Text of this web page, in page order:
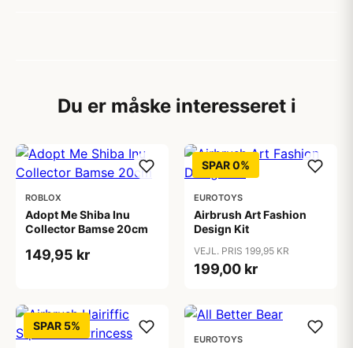
Du er måske interesseret i
ROBLOX
Adopt Me Shiba Inu
Collector Bamse 20cm
149,95 kr
SPAR 0%
EUROTOYS
Airbrush Art Fashion
Design Kit
VEJL. PRIS 199,95 KR
199,00 kr
SPAR 5%
EUROTOYS